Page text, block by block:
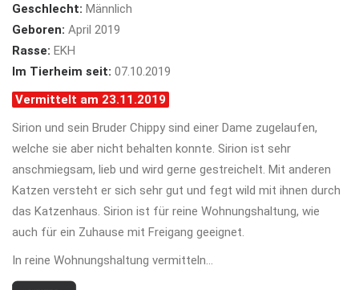
Geschlecht: Männlich
Geboren: April 2019
Rasse: EKH
Im Tierheim seit: 07.10.2019
Vermittelt am 23.11.2019
Sirion und sein Bruder Chippy sind einer Dame zugelaufen,
welche sie aber nicht behalten konnte. Sirion ist sehr
anschmiegsam, lieb und wird gerne gestreichelt. Mit anderen
Katzen versteht er sich sehr gut und fegt wild mit ihnen durch
das Katzenhaus. Sirion ist für reine Wohnungshaltung, wie
auch für ein Zuhause mit Freigang geeignet.
In reine Wohnungshaltung vermitteln…